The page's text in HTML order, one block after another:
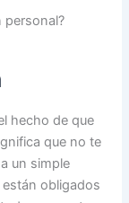
personal?
hecho de que
que no te
un simple
obligados